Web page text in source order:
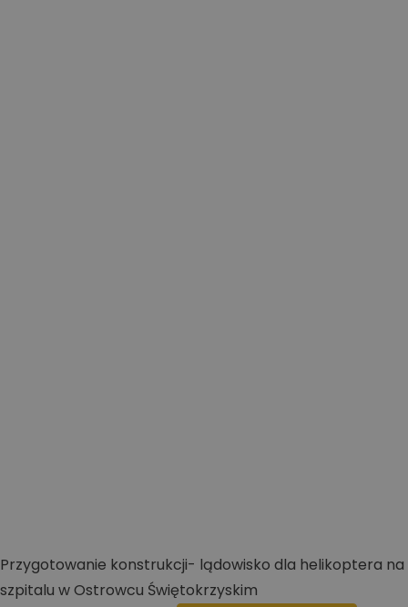
Przygotowanie konstrukcji- lądowisko dla helikoptera na
szpitalu w Ostrowcu Świętokrzyskim